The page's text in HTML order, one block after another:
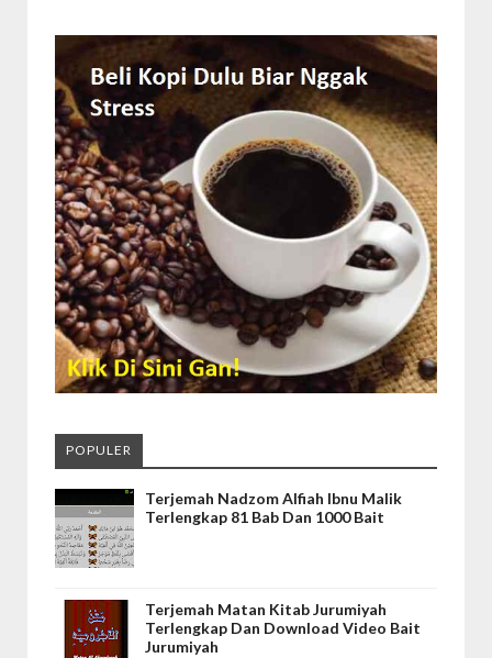
POPULER
Terjemah Nadzom Alfiah Ibnu Malik
Terlengkap 81 Bab Dan 1000 Bait
Terjemah Matan Kitab Jurumiyah
Terlengkap Dan Download Video Bait
Jurumiyah